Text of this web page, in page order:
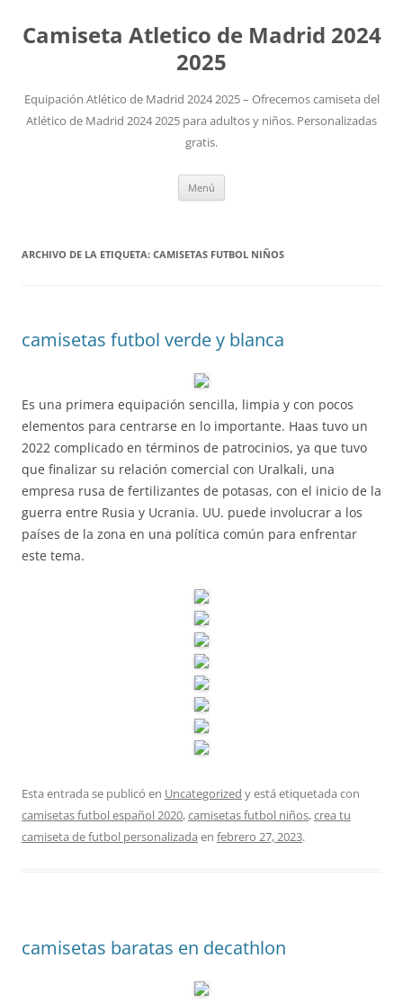
Camiseta Atletico de Madrid 2024
2025
Equipación Atlético de Madrid 2024 2025 – Ofrecemos camiseta del
Atlético de Madrid 2024 2025 para adultos y niños. Personalizadas
gratis.
Menú
ARCHIVO DE LA ETIQUETA: CAMISETAS FUTBOL NIÑOS
camisetas futbol verde y blanca
Es una primera equipación sencilla, limpia y con pocos
elementos para centrarse en lo importante. Haas tuvo un
2022 complicado en términos de patrocinios, ya que tuvo
que finalizar su relación comercial con Uralkali, una
empresa rusa de fertilizantes de potasas, con el inicio de la
guerra entre Rusia y Ucrania. UU. puede involucrar a los
países de la zona en una política común para enfrentar
este tema.
Esta entrada se publicó en Uncategorized y está etiquetada con
camisetas futbol español 2020,camisetas futbol niños,crea tu
camiseta de futbol personalizada en febrero 27, 2023.
camisetas baratas en decathlon